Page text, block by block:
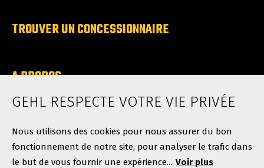
TROUVER UN CONCESSIONNAIRE
A PROPOS
Carrieres
GEHL RESPECTE VOTRE VIE PRIVÉE
Nous utilisons des cookies pour nous assurer du bon
fonctionnement de notre site, pour analyser le trafic dans
le but de vous fournir une expérience... Voir plus